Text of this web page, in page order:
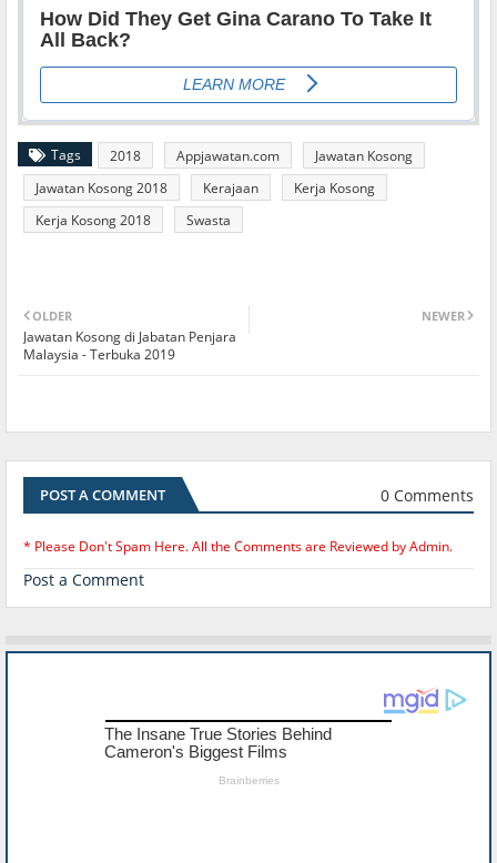
Tags 2018 Appjawatan.com
Jawatan Kosong
Jawatan Kosong 2018
Kerajaan
Kerja Kosong
Kerja Kosong 2018
Swasta
NEWER
OLDER
Jawatan Kosong di Jabatan Penjara
Malaysia - Terbuka 2019
POST A COMMENT 0 Comments
* Please Don't Spam Here. All the Comments are Reviewed by Admin.
Post a Comment